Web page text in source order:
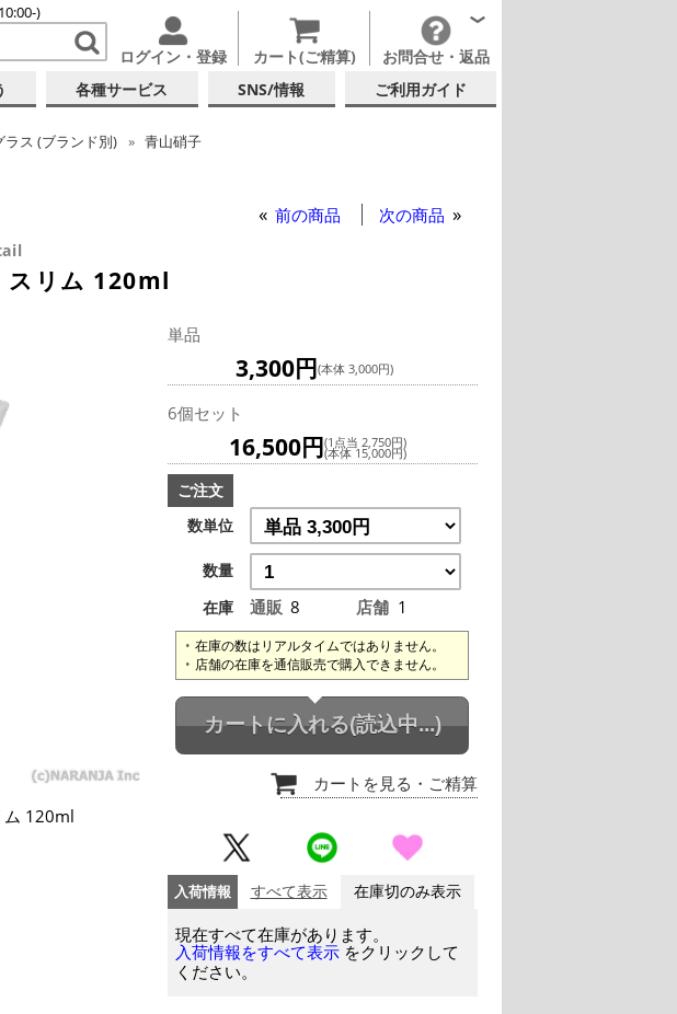
)
ログイン・登録 カート(ご精算) お問合せ・返品
各種サービス SNS/情報 ご利用ガイド
ラス (ブランド別)
青山硝子
前の商品 次の商品
スリム 120ml
ム 120ml
単品
3,300円(本体 3,000円)
6個セット
16,500円(1点当 2,750円)
(本体 15,000円)
ご注文
数単位
数量
在庫
通販 8 店舗 1
在庫の数はリアルタイムではありません。
店舗の在庫を通信販売で購入できません。
カートに入れる(読込中...)
カートを見る ・ご精算
入荷情報 すべて表示 在庫切のみ表示
現在すべて在庫があります。
入荷情報をすべて表示 をクリックして
ください。